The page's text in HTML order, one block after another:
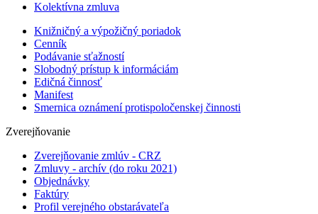
Kolektívna zmluva
Knižničný a výpožičný poriadok
Cenník
Podávanie sťažností
Slobodný prístup k informáciám
Edičná činnosť
Manifest
Smernica oznámení protispoločenskej činnosti
Zverejňovanie
Zverejňovanie zmlúv - CRZ
Zmluvy - archív (do roku 2021)
Objednávky
Faktúry
Profil verejného obstarávateľa